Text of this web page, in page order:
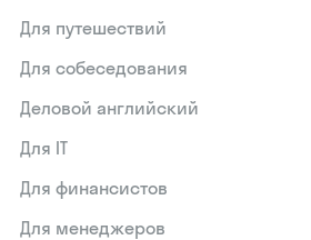
Для путешествий
Для собеседования
Деловой английский
Для IT
Для финансистов
Для менеджеров